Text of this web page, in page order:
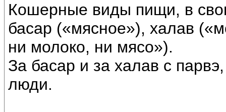
Кошерные виды пищи, в
басар («мясное»), халав
ни молоко, ни мясо»).
За басар и за халав с
люди.